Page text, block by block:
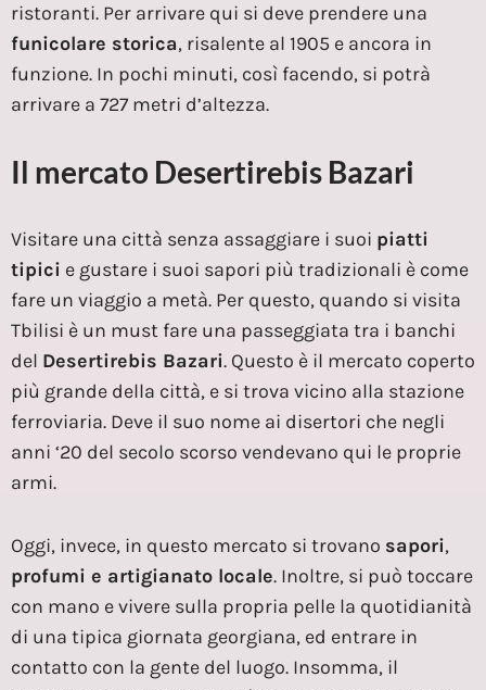
ristoranti. Per arrivare qui si deve prendere una
funicolare storica, risalente al 1905 e ancora in
funzione. In pochi minuti, così facendo, si potrà
arrivare a 727 metri d’altezza.
Il mercato Desertirebis Bazari
Visitare una città senza assaggiare i suoi piatti
tipici e gustare i suoi sapori più tradizionali è come
fare un viaggio a metà. Per questo, quando si visita
Tbilisi è un must fare una passeggiata tra i banchi
del Desertirebis Bazari. Questo è il mercato coperto
più grande della città, e si trova vicino alla stazione
ferroviaria. Deve il suo nome ai disertori che negli
anni ‘20 del secolo scorso vendevano qui le proprie
armi.
Oggi, invece, in questo mercato si trovano sapori,
profumi e artigianato locale. Inoltre, si può toccare
con mano e vivere sulla propria pelle la quotidianità
di una tipica giornata georgiana, ed entrare in
contatto con la gente del luogo. Insomma, il